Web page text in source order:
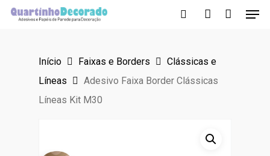
Skip
Início Faixas e Borders
Clássicas e
Líneas
Adesivo Faixa Border Clássicas
Líneas Kit M30